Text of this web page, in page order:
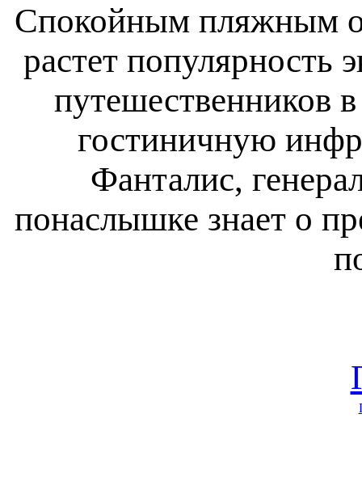
Спокойным пляжным
растет популярность
путешественников
гостиничную
Фанталис,
понаслышке знает о